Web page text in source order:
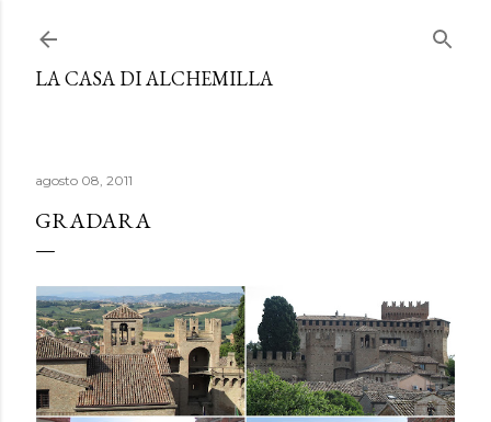
LA CASA DI ALCHEMILLA
agosto 08, 2011
GRADARA